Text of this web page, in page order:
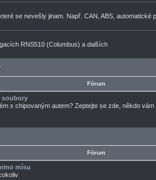
se nevešly jinam. Např. CAN, ABS, automatické
RNS510 (Columbus) a dalších
Fórum
soubory
s chipovaným autem? Zeptejte se zde, někdo
Fórum
mísu